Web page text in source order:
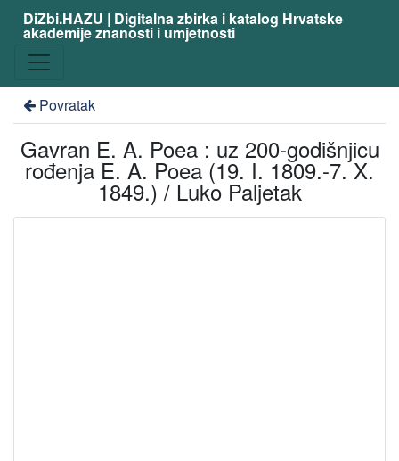
DiZbi.HAZU | Digitalna zbirka i katalog Hrvatske
akademije znanosti i umjetnosti
Povratak
Gavran E. A. Poea : uz 200-godišnjicu
rođenja E. A. Poea (19. I. 1809.-7. X.
1849.) / Luko Paljetak